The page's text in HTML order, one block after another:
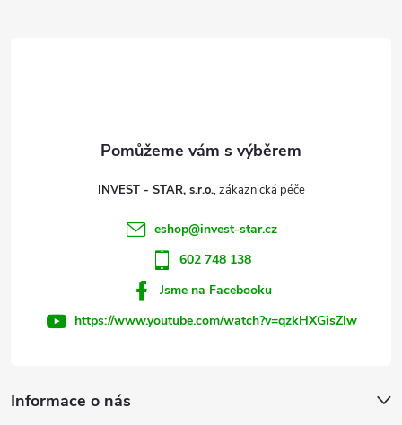
Informace o nás
INVEST - STAR, s.r.o.
eshop@invest-star.cz
602 748 138
Jsme na Facebooku
https://www.youtube.com/watch?v=qzkHXGisZIw